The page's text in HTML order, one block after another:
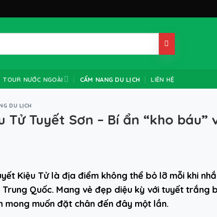
TOUR NƯỚC NGOÀI CẨM NANG DU LỊCH LIÊN HỆ
DU LỊCH
Tử Tuyết Sơn – Bí ẩn “kho báu”
Kiệu Tử là địa điểm không thể bỏ lỡ mỗi khi
Trung Quốc. Mang vẻ đẹp diệu kỳ với tuyết trắng
mong muốn đặt chân đến đây một lần.